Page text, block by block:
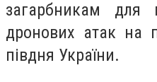
загарбникам для
дронових атак на
півдня України.